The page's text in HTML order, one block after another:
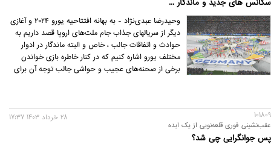
سکانس های جدید و ماندگار ...
وحیدرضا عبدی‌نژاد - به بهانه افتتاحیه یورو ۲۰۲۴ و آغازی
دیگر از سریالهای جذاب جام ملت‌های اروپا قصد داریم به
حوادث و اتفاقات جالب ، خاص و البته ماندگار در ادوار
مختلف یورو اشاره کنیم که در کنار خاطره بازی خواندن
برخی از صحنه‌های عجیب و حواشی جالب توجه آن برای
101809
عقب‌نشینی فوری قلعه‌نویی از یک ایده
پس جوانگرایی چی شد؟
28 خرداد 1403 17:37